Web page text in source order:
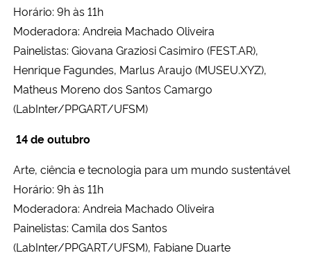
Horário: 9h às 11h
Moderadora: Andreia Machado Oliveira
Painelistas: Giovana Graziosi Casimiro (FEST.AR),
Henrique Fagundes, Marlus Araujo (MUSEU.XYZ),
Matheus Moreno dos Santos Camargo
(LabInter/PPGART/UFSM)
14 de outubro
Arte, ciência e tecnologia para um mundo sustentável
Horário: 9h às 11h
Moderadora: Andreia Machado Oliveira
Painelistas: Camila dos Santos
(LabInter/PPGART/UFSM), Fabiane Duarte